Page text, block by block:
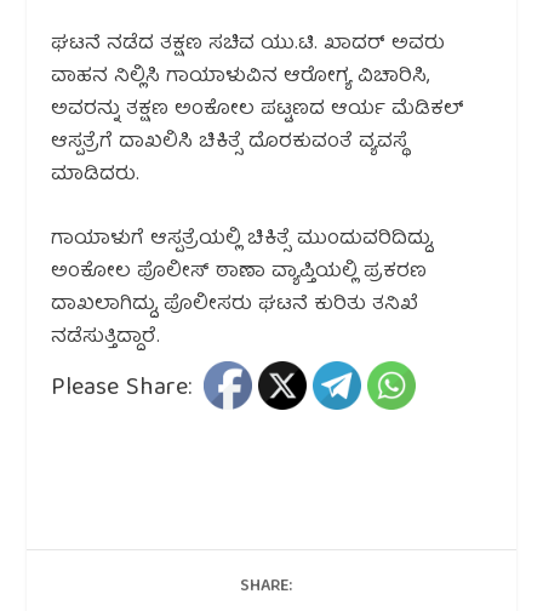
ಘಟನೆ ನಡೆದ ತಕ್ಷಣ ಸಚಿವ ಯು.ಟಿ. ಖಾದರ್ ಅವರು
ವಾಹನ ನಿಲ್ಲಿಸಿ ಗಾಯಾಳುವಿನ ಆರೋಗ್ಯ ವಿಚಾರಿಸಿ,
ಅವರನ್ನು ತಕ್ಷಣ ಅಂಕೋಲ ಪಟ್ಟಣದ ಆರ್ಯ ಮೆಡಿಕಲ್
ಆಸ್ಪತ್ರೆಗೆ ದಾಖಲಿಸಿ ಚಿಕಿತ್ಸೆ ದೊರಕುವಂತೆ ವ್ಯವಸ್ಥೆ
ಮಾಡಿದರು.
ಗಾಯಾಳುಗೆ ಆಸ್ಪತ್ರೆಯಲ್ಲಿ ಚಿಕಿತ್ಸೆ ಮುಂದುವರಿದಿದ್ದು,
ಅಂಕೋಲ ಪೊಲೀಸ್ ಠಾಣಾ ವ್ಯಾಪ್ತಿಯಲ್ಲಿ ಪ್ರಕರಣ
ದಾಖಲಾಗಿದ್ದು, ಪೊಲೀಸರು ಘಟನೆ ಕುರಿತು ತನಿಖೆ
ನಡೆಸುತ್ತಿದ್ದಾರೆ.
Please Share:
SHARE: